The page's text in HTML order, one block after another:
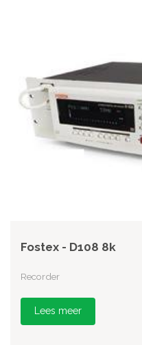
Fostex - D108 8k
Recorder
Lees meer